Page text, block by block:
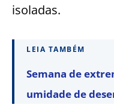
isoladas.
LEIA TAMBÉM
Semana de
umidade de